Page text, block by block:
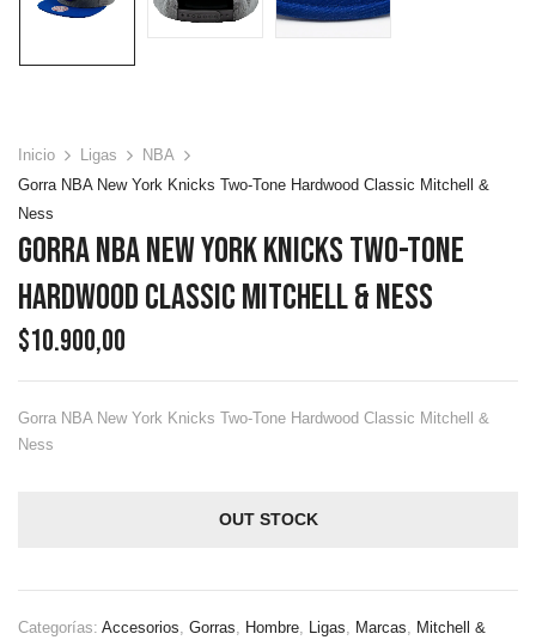
Inicio Ligas
NBA
Gorra NBA New York Knicks Two-Tone Hardwood Classic Mitchell &
Ness
Gorra NBA New York Knicks Two-Tone
Hardwood Classic Mitchell & Ness
$10.900,00
Gorra NBA New York Knicks Two-Tone Hardwood Classic Mitchell &
Ness
OUT STOCK
Categorías: Accesorios, Gorras, Hombre, Ligas, Marcas, Mitchell &